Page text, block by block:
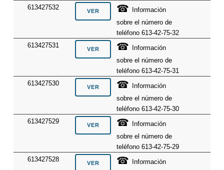
613427532
☎ Información
sobre el número de
teléfono 613-42-75-32
613427531
☎ Información
sobre el número de
teléfono 613-42-75-31
613427530
☎ Información
sobre el número de
teléfono 613-42-75-30
613427529
☎ Información
sobre el número de
teléfono 613-42-75-29
613427528
☎ Información